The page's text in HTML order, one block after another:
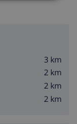
3 km
2 km
2 km
2 km